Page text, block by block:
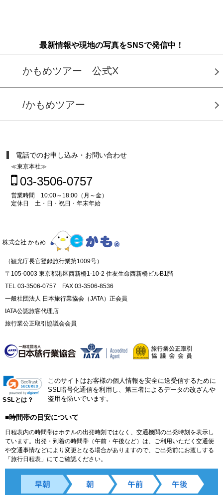
最新情報や現地の写真をSNSで発信中！
かもめツアー 公式X
/かもめツアー
電話でのお申し込み・お問い合わせ
≪東京本社≫
03-3506-0757
営業時間 10:00～18:00（月～金）
定休日 土・日・祝日・年末年始
株式会社 かもめ
（観光庁長官登録旅行業第1009号）
〒105-0003 東京都港区西新橋1-10-2 住友生命西新橋ビルB1階
TEL 03-3506-0757 FAX 03-3506-8536
一般社団法人 日本旅行業協会（JATA）正会員
IATA公認旅客代理店
旅行業公正取引協議会会員
SSLとは？
このサイトはお客様の個人情報を安全に送受信するために
SSL暗号化通信を利用し、第三者によるデータの改ざんや
盗用を防いでいます。
■時間帯の目安について
日程表内の時間帯はホテルの出発時刻ではなく、交通機関の出発時刻を表示し
ています。出発・到着の時間帯（午前・午後など）は、ご利用いただく交通便
や交通事情などにより変更となる場合がありますので、ご出発前にお渡しする
「旅行日程表」にてご確認ください。